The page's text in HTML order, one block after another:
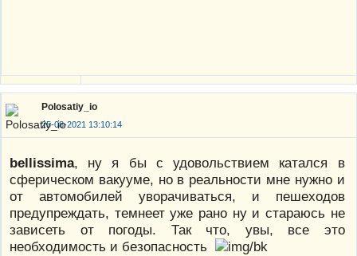
Polosatiy_io
25-08-2021 13:10:14
bellissima, ну я бы с удовольствием катался в
сферическом вакууме, но в реальности мне нужно и
от автомобилей уворачиваться, и пешеходов
предупреждать, темнеет уже рано ну и стараюсь не
зависеть от погоды. Так что, увы, все это
необходимость и безопасность